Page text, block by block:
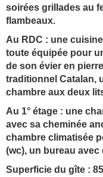
soirées grillades au
flambeaux.
Au RDC : une cuisin
toute équipée pour
de son évier en
traditionnel Catalan,
chambre aux deux
Au 1° étage : une
avec sa cheminée
chambre climatisée
(wc), un bureau
Superficie du gîte :